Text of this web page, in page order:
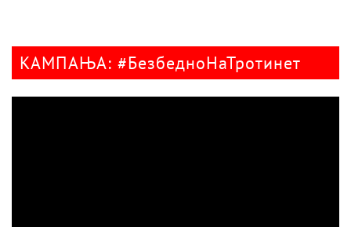
КАМПАЊА: #БезбедноНаТротинет